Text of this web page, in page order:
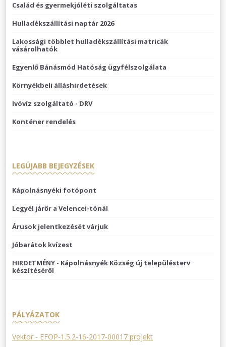
Család és gyermekjóléti szolgáltatas
Hulladékszállítási naptár 2026
Lakossági többlet hulladékszállítási matricák
vásárolhatók
Egyenlő Bánásmód Hatóság ügyfélszolgálata
Környékbeli álláshirdetések
Ivóvíz szolgáltató - DRV
Konténer rendelés
LEGÚJABB BEJEGYZÉSEK
Kápolnásnyéki fotópont
Legyél járőr a Velencei-tónál
Árusok jelentkezését várjuk
Jóbarátok kvízest
HIRDETMÉNY - Kápolnásnyék Község új településterv
készítéséről
PÁLYÁZATOK
Vektor - EFOP-1.5.2-16-2017-00017 projekt